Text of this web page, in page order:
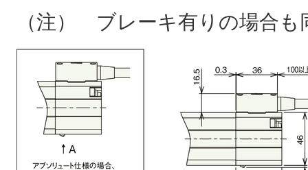
（注） ブレーキ有りの場合も